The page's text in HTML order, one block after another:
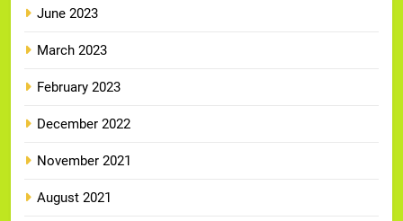
June 2023
March 2023
February 2023
December 2022
November 2021
August 2021